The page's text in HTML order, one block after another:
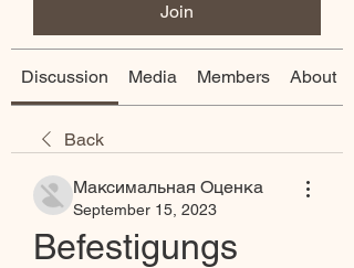
Join
Discussion Media Members About
Back
Максимальная Оценка
September 15, 2023
Befestigungs